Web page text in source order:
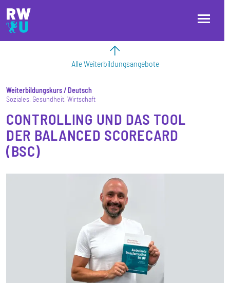
Direkt zum Inhalt
Direkt zur Hauptnavigation
Direkt zum Fußbereich
Alle Weiterbildungsangebote
Weiterbildungskurs
Deutsch
Soziales Gesundheit Wirtschaft
CONTROLLING UND DAS TOOL
DER BALANCED SCORECARD
(BSC)